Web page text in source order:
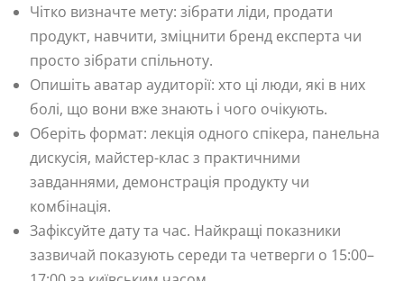
Чітко визначте мету: зібрати ліди, продати
продукт, навчити, зміцнити бренд експерта чи
просто зібрати спільноту.
Опишіть аватар аудиторії: хто ці люди, які в них
болі, що вони вже знають і чого очікують.
Оберіть формат: лекція одного спікера, панельна
дискусія, майстер-клас з практичними
завданнями, демонстрація продукту чи
комбінація.
Зафіксуйте дату та час. Найкращі показники
зазвичай показують середи та четверги о 15:00–